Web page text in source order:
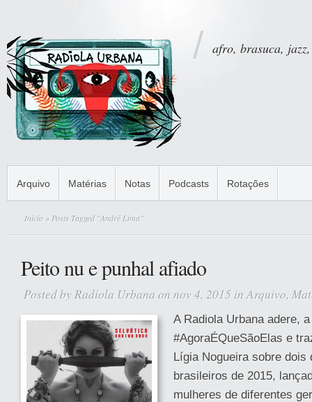
afro, brasuca,
Arquivo Matérias Notas Podcasts Rotações
Início » Posts Tagged "André Lima"
Peito nu e punhal afiado
Posted by Radiola Urbana on nov 4, 2015 inArquivo,
A Radiola Urbana adere,
#AgoraÉQueSãoElas e
Lígia Nogueira sobre
brasileiros de 2015,
mulheres de diferentes